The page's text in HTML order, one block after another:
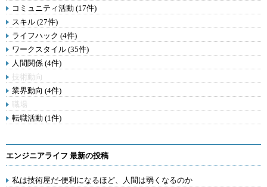
コミュニティ活動 (17件)
スキル (27件)
ライフハック (4件)
ワークスタイル (35件)
人間関係 (4件)
技術動向
業界動向 (4件)
職場
転職活動 (1件)
エンジニアライフ 最新の投稿
私は技術屋だ-便利になるほど、人間は弱くなるのか